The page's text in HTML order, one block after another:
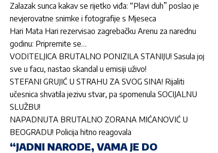
Zalazak sunca kakav se rijetko viđa: “Plavi duh” poslao je
nevjerovatne snimke i fotografije s Mjeseca
Hari Mata Hari rezervisao zagrebačku Arenu za narednu
godinu: Pripremite se…
VODITELJICA BRUTALNO PONIZILA STANIJU! Sasula joj
sve u facu, nastao skandal u emisiji uživo!
STEFANI GRUJIĆ U STRAHU ZA SVOG SINA! Rijaliti
učesnica shvatila jezivu stvar, pa spomenula SOCIJALNU
SLUŽBU!
NAPADNUTA BRUTALNO ZORANA MIĆANOVIĆ U
BEOGRADU! Policija hitno reagovala
“JADNI NARODE, VAMA JE DO